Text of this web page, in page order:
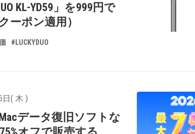
KL-YD59」を999円で
ーポン適用）
#LUCKYDUO
日( 木 )
Macデータ復旧ソフトな